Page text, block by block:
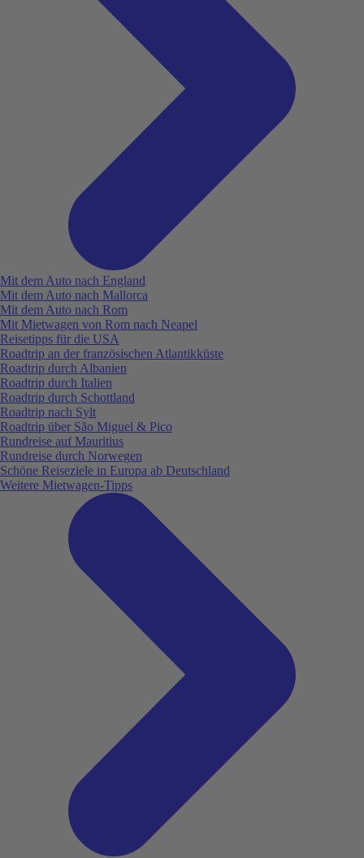
Mit dem Auto nach England
Mit dem Auto nach Mallorca
Mit dem Auto nach Rom
Mit Mietwagen von Rom nach Neapel
Reisetipps für die USA
Roadtrip an der französischen Atlantikküste
Roadtrip durch Albanien
Roadtrip durch Italien
Roadtrip durch Schottland
Roadtrip nach Sylt
Roadtrip über São Miguel & Pico
Rundreise auf Mauritius
Rundreise durch Norwegen
Schöne Reiseziele in Europa ab Deutschland
Weitere Mietwagen-Tipps